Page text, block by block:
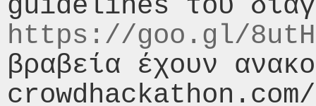
https://goo.gl/
βραβεία έχουν